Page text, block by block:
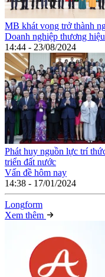
MB khát vọng trở thành
Doanh nghiệp thương hiệu
14:44 - 23/08/2024
Phát huy nguồn lực trí
triển đất nước
Vấn đề hôm nay
14:38 - 17/01/2024
Longform
Xem thêm